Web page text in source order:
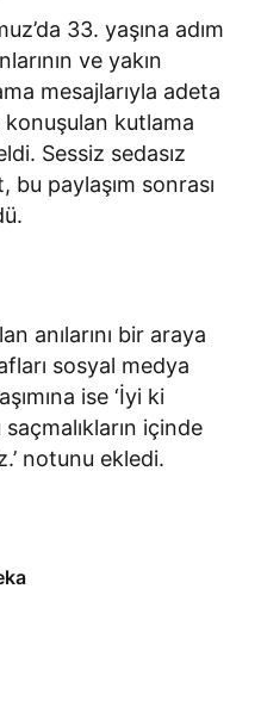
33. yaşına adım
ve yakın
mesajlarıyla adeta
kutlama
Sessiz sedasız
bu paylaşım sonrası
anılarını bir araya
sosyal medya
ise ‘İyi ki
içinde
notunu ekledi.